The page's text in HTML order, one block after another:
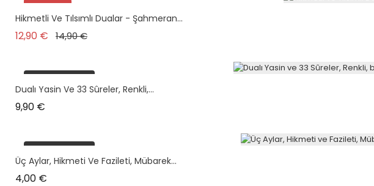
Promo !
Hikmetli Ve Tılsımlı Dualar - Şahmeran...
12,90 € Prix de base
14,90 €Prix
plus en stock
Dualı Yasin Ve 33 Sûreler, Renkli,...
9,90 €
plus en stock
Üç Aylar, Hikmeti Ve Fazileti, Mübarek...
4,00 €